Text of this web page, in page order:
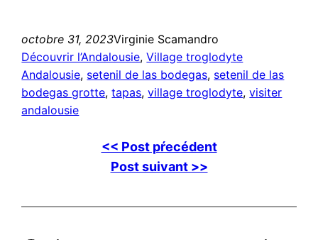
octobre 31, 2023Virginie Scamandro
Découvrir l’Andalousie, Village troglodyte
Andalousie, setenil de las bodegas, setenil de las
bodegas grotte, tapas, village troglodyte, visiter
andalousie
<< Post pŕecédent
Post suivant >>